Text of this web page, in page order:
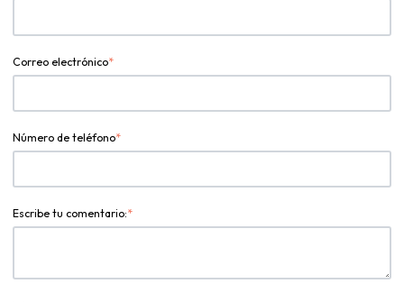
Correo electrónico*
Número de teléfono*
Escribe tu comentario:*